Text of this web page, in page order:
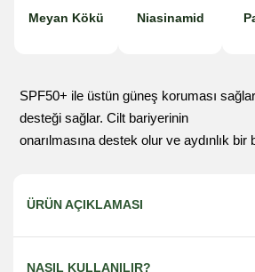
Meyan Kökü Niasinamid
SPF50+ ile üstün güneş koruması
desteği sağlar. Cilt bariyerinin
onarılmasına destek olur ve aydınlık bir
ÜRÜN AÇIKLAMASI
NASIL KULLANILIR?